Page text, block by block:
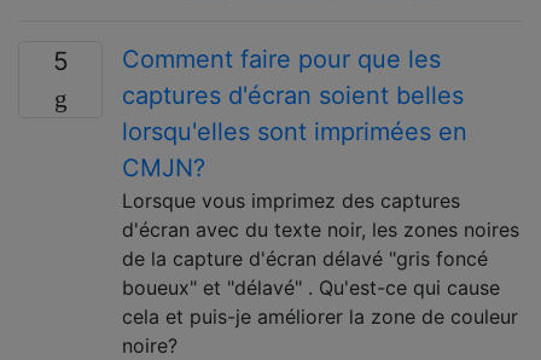
5
Comment faire pour que les
captures d'écran soient belles
lorsqu'elles sont imprimées en
CMJN?
Lorsque vous imprimez des captures
d'écran avec du texte noir, les zones noires
de la capture d'écran délavé "gris foncé
boueux" et "délavé" . Qu'est-ce qui cause
cela et puis-je améliorer la zone de couleur
noire?